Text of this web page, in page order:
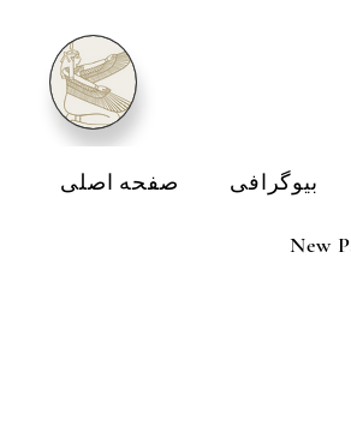
صفحه اصلی بیوگرافی
New